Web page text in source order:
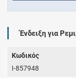
Ένδειξη για
Κωδικός
I-857948